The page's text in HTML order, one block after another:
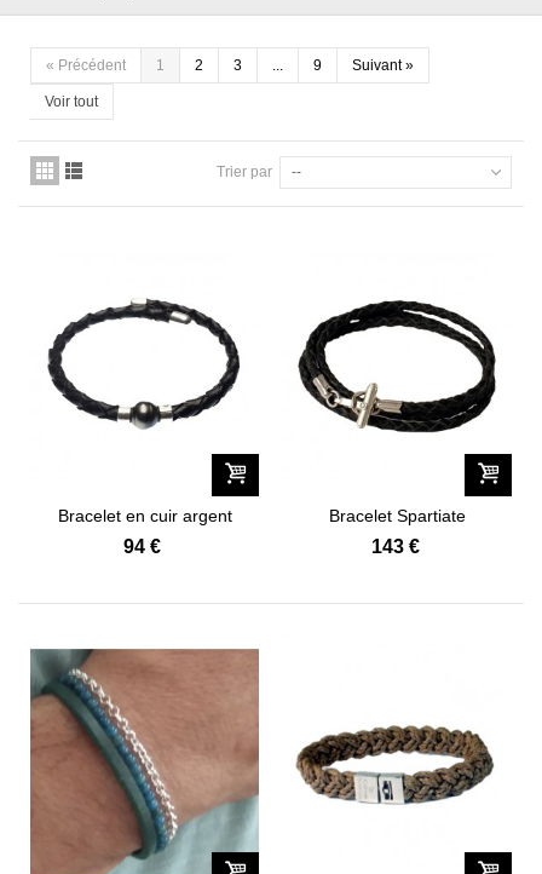
« Précédent 1 2 3 ... 9 Suivant»
Voir tout
Trier par --
Bracelet en cuir argent
acier et...
94 €
Bracelet Spartiate
143 €